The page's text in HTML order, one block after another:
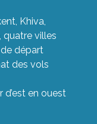
Khiva,
quatre villes
départ
des vols
d’est en ouest